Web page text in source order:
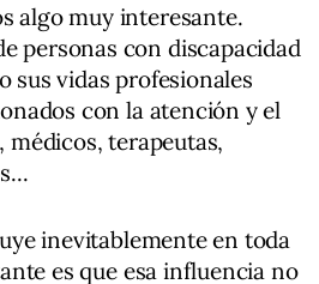
algo muy interesante.
personas con discapacidad
vidas profesionales
con la atención y el
médicos, terapeutas,
inevitablemente en toda
es que esa influencia no